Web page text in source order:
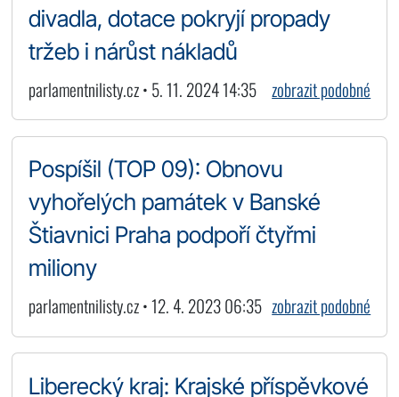
divadla, dotace pokryjí propady
tržeb i nárůst nákladů
parlamentnilisty.cz • 5. 11. 2024 14:35 zobrazit podobné
Pospíšil (TOP 09): Obnovu
vyhořelých památek v Banské
Štiavnici Praha podpoří čtyřmi
miliony
parlamentnilisty.cz • 12. 4. 2023 06:35 zobrazit podobné
Liberecký kraj: Krajské příspěvkové